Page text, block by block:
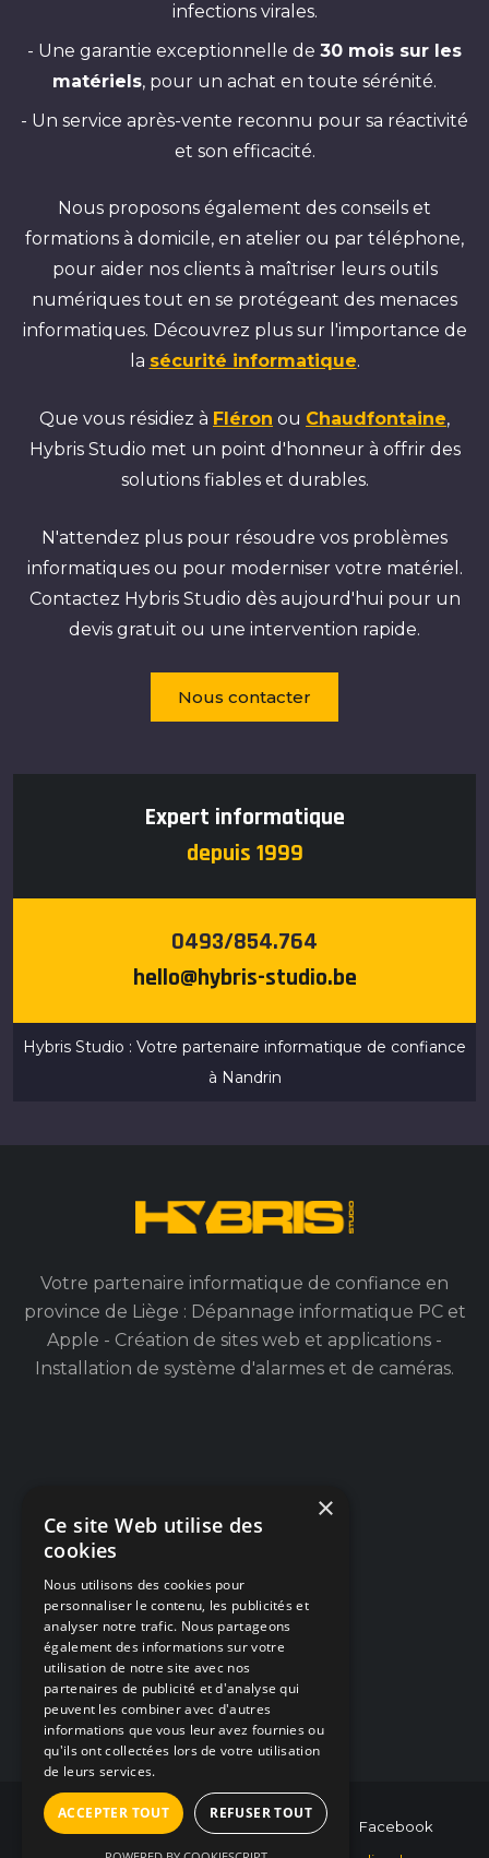
infections virales.
- Une garantie exceptionnelle de 30 mois sur les
matériels, pour un achat en toute sérénité.
- Un service après-vente reconnu pour sa réactivité
et son efficacité.
Nous proposons également des conseils et
formations à domicile, en atelier ou par téléphone,
pour aider nos clients à maîtriser leurs outils
numériques tout en se protégeant des menaces
informatiques. Découvrez plus sur l'importance de
la sécurité informatique.
Que vous résidiez à Fléron ou Chaudfontaine,
Hybris Studio met un point d'honneur à offrir des
solutions fiables et durables.
N'attendez plus pour résoudre vos problèmes
informatiques ou pour moderniser votre matériel.
Contactez Hybris Studio dès aujourd'hui pour un
devis gratuit ou une intervention rapide.
Nous contacter
Expert informatique
depuis 1999
0493/854.764
hello@hybris-studio.be
Hybris Studio : Votre partenaire informatique de confiance
à Nandrin
Votre partenaire informatique de confiance en
province de Liège : Dépannage informatique PC et
Apple - Création de sites web et applications -
Installation de système d'alarmes et de caméras.
Navigation
Créations Web
Alarmes & Caméras
Articles / Blog
Nous contacter
hello@hybris-studio.be
Facebook
×
Ce site Web utilise des
cookies
Nous utilisons des cookies pour
personnaliser le contenu, les publicités et
analyser notre trafic. Nous partageons
également des informations sur votre
utilisation de notre site avec nos
partenaires de publicité et d'analyse qui
peuvent les combiner avec d'autres
informations que vous leur avez fournies ou
qu'ils ont collectées lors de votre utilisation
de leurs services.
ACCEPTER TOUT REFUSER TOUT